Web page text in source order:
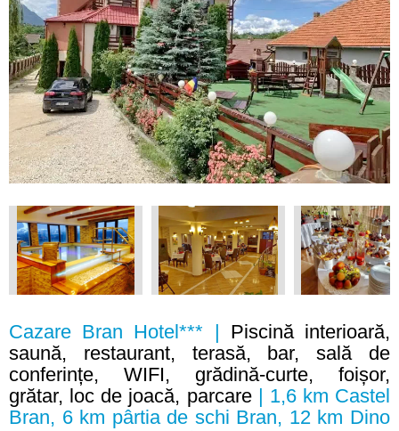
Cazare Bran Hotel*** | Piscină interioară,
saună, restaurant, terasă, bar, sală de
conferințe, WIFI, grădină-curte, foișor,
grătar, loc de joacă, parcare| 1,6 km Castel
Bran, 6 km pârtia de schi Bran, 12 km Dino